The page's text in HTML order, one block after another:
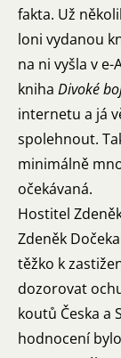
fakta. Už
loni vydanou
na ni vyšla v e-
kniha Divoké
internetu a já
spolehnout.
minimálně
očekávaná.
Hostitel
Zdeněk
těžko k
dozorovat
koutů Česka a
hodnocení